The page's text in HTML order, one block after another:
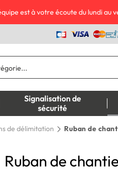
est à votre écoute du lundi au
Signalisation de
sécurité
de délimitation Ruban de
Ruban de